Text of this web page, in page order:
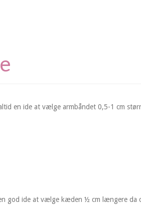
en ide at vælge armbåndet 0,5-1 cm
god ide at vælge kæden ½ cm længere da